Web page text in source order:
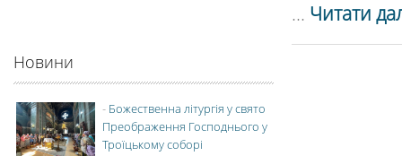
... Читати
Новини
- Божественна літургія у свято
Преображення Господнього у
Троїцькому соборі